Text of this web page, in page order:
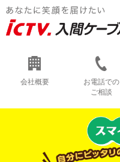
会社概要
お電話での
ご相談